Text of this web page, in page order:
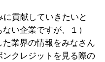
貢献していきたいと
い企業ですが、１）
業界の情報をみなさん
クレジットを見る際の